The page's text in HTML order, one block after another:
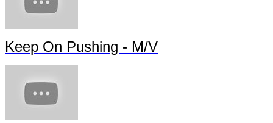
Keep On Pushing - M/V